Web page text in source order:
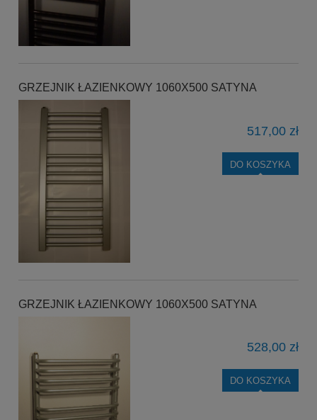
GRZEJNIK ŁAZIENKOWY 1060X500 SATYNA
517,00 zł
DO KOSZYKA
GRZEJNIK ŁAZIENKOWY 1060X500 SATYNA
528,00 zł
DO KOSZYKA